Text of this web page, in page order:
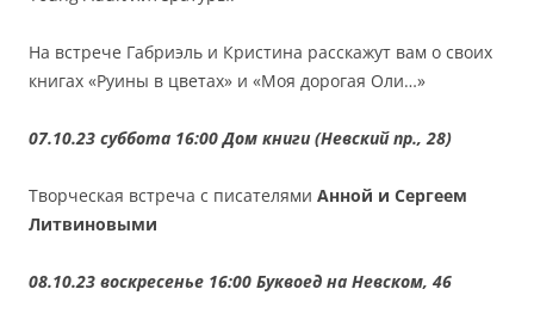
На встрече Габриэль и Кристина расскажут вам о своих
книгах «Руины в цветах» и «Моя дорогая Оли…»
07.10.23 суббота 16:00 Дом книги (Невский пр., 28)
Творческая встреча с писателями Анной и Сергеем
Литвиновыми
08.10.23 воскресенье 16:00 Буквоед на Невском, 46